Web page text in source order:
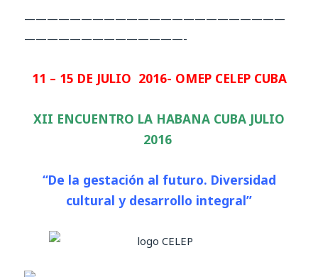
———————————————————————
——————————————-
11 – 15 DE JULIO 2016- OMEP CELEP CUBA
XII ENCUENTRO LA HABANA CUBA JULIO
2016
“De la gestación al futuro. Diversidad
cultural y desarrollo integral”